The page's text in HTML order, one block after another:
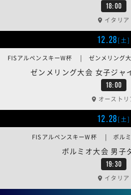
18:00
イタリア
12.28[土]
18:00
ゼンメリング大会 女子ジャ
FISアルペンスキーW杯 | ゼンメリング大
オーストリ
12.28[土]
19:30
ボルミオ大会 男子
FISアルペンスキーW杯 | ボルミ
イタリア